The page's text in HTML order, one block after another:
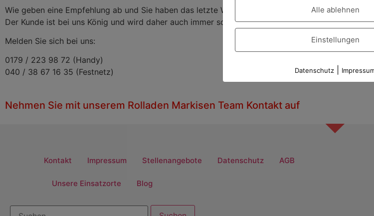
Wie geben eine Empfehlung ab und Sie haben das letzte Wort. Dennoch können Sie sich darauf
Der Kunde ist bei uns König und wird daher auch immer so behandelt.
Melden Sie sich bei uns:
0179 / 223 98 72 (Handy)
040 / 38 67 16 35 (Festnetz)
Nehmen Sie mit unserem Rolladen Markisen Team Kontakt auf
Kontakt Impressum Stellenangebote Datenschutz AGB
Unsere Einsatzorte Blog
Alle ablehnen
Einstellungen
Datenschutz